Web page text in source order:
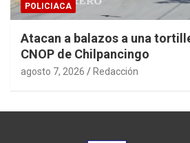
POLICIACA
Atacan a balazos a una
CNOP de Chilpancingo
agosto 7, 2026 Redacción